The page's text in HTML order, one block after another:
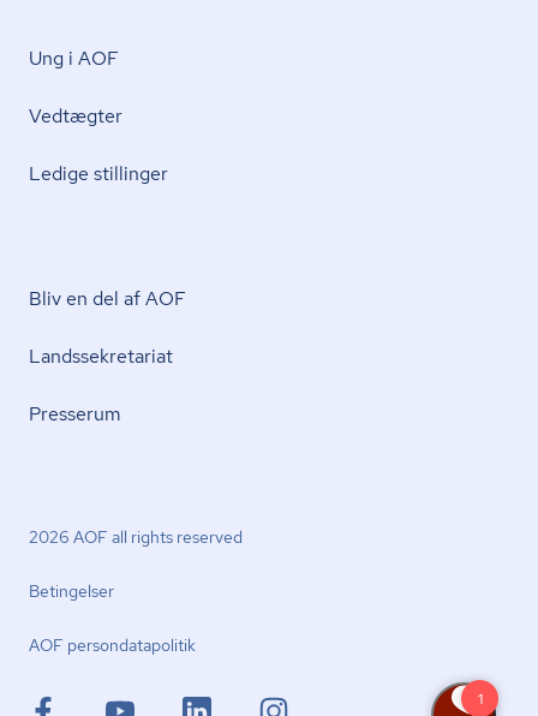
Ung i AOF
Vedtægter
Ledige stillinger
Bliv en del af AOF
Lands­se­kre­ta­ri­at
Presserum
2026 AOF all rights reserved
Betingelser
AOF per­son­da­ta­po­li­tik